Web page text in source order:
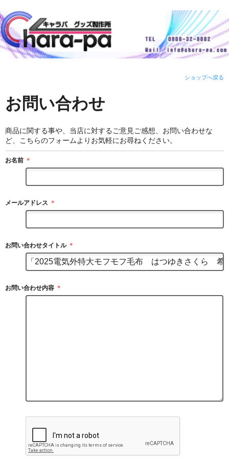
ショップへ戻る
お問い合わせ
商品に関する事や、当店に対するご意見ご感想、お問い合わせな
ど、こちらのフォームよりお気軽にお尋ねください。
お名前 ＊
メールアドレス ＊
お問い合わせタイトル ＊
お問い合わせ内容 ＊